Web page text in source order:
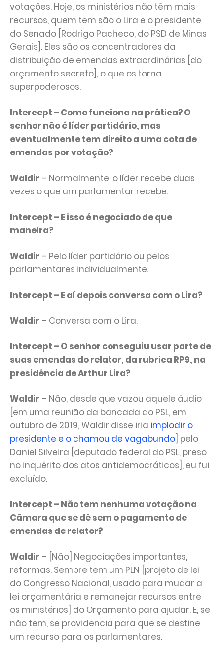
votações. Hoje, os ministérios não têm mais
recursos, quem tem são o Lira e o presidente
do Senado [Rodrigo Pacheco, do PSD de Minas
Gerais]. Eles são os concentradores da
distribuição de emendas extraordinárias [do
orçamento secreto], o que os torna
superpoderosos.
Intercept – Como funciona na prática? O
senhor não é líder partidário, mas
eventualmente tem direito a uma cota de
emendas por votação?
Waldir – Normalmente, o líder recebe duas
vezes o que um parlamentar recebe.
Intercept – E isso é negociado de que
maneira?
Waldir – Pelo líder partidário ou pelos
parlamentares individualmente.
Intercept – E aí depois conversa com o Lira?
Waldir – Conversa com o Lira.
Intercept – O senhor conseguiu usar parte de
suas emendas do relator, da rubrica RP9, na
presidência de Arthur Lira?
Waldir – Não, desde que vazou aquele áudio
[em uma reunião da bancada do PSL, em
outubro de 2019, Waldir disse iria implodir o
presidente e o chamou de vagabundo ] pelo
Daniel Silveira [deputado federal do PSL, preso
no inquérito dos atos antidemocráticos], eu fui
excluído.
Intercept – Não tem nenhuma votação na
Câmara que se dê sem o pagamento de
emendas de relator?
Waldir – [Não] Negociações importantes,
reformas. Sempre tem um PLN [projeto de lei
do Congresso Nacional, usado para mudar a
lei orçamentária e remanejar recursos entre
os ministérios] do Orçamento para ajudar. E, se
não tem, se providencia para que se destine
um recurso para os parlamentares.